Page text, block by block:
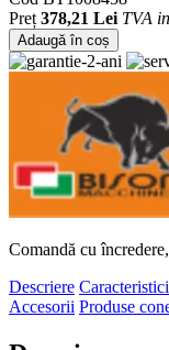
Preț 378,21 Lei TVA
Adaugă în coș
Comandă cu
Descriere Caracteristici
Accesorii Produse